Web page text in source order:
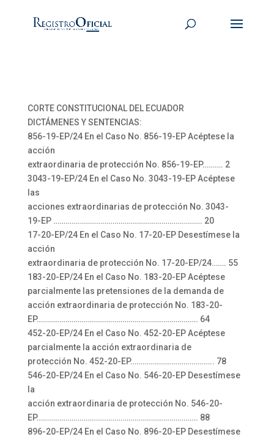
CORTE CONSTITUCIONAL DEL ECUADOR
DICTÁMENES Y SENTENCIAS:
856-19-EP/24 En el Caso No. 856-19-EP Acéptese la
acción
extraordinaria de protección No. 856-19-EP………. 2
3043-19-EP/24 En el Caso No. 3043-19-EP Acéptese
las
acciones extraordinarias de protección No. 3043-
19-EP ………………………………………………………………. 20
17-20-EP/24 En el Caso No. 17-20-EP Desestímese la
acción
extraordinaria de protección No. 17-20-EP/24……. 55
183-20-EP/24 En el Caso No. 183-20-EP Acéptese
parcialmente las pretensiones de la demanda de
acción extraordinaria de protección No. 183-20-
EP……………………………………………………………………. 64
452-20-EP/24 En el Caso No. 452-20-EP Acéptese
parcialmente la acción extraordinaria de
protección No. 452-20-EP………………………………….. 78
546-20-EP/24 En el Caso No. 546-20-EP Desestímese
la
acción extraordinaria de protección No. 546-20-
EP……………………………………………………………………. 88
896-20-EP/24 En el Caso No. 896-20-EP Desestímese